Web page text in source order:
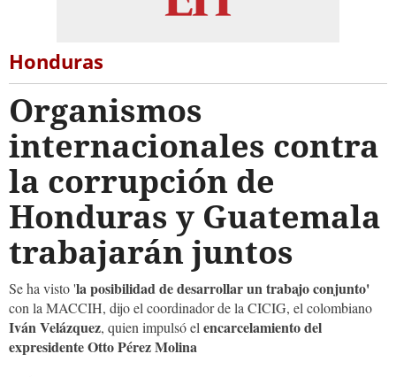
Honduras
Organismos
internacionales contra
la corrupción de
Honduras y Guatemala
trabajarán juntos
Se ha visto 'la posibilidad de desarrollar un trabajo conjunto'
con la MACCIH, dijo el coordinador de la CICIG, el colombiano
Iván Velázquez, quien impulsó el encarcelamiento del
expresidente Otto Pérez Molina